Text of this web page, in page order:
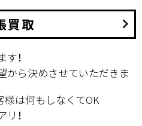
買取 keyboard_arrow_right
！
から決めさせていただきま
様は何もしなくてOK
！